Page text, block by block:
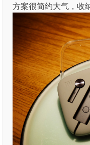
方案很简约大气，收